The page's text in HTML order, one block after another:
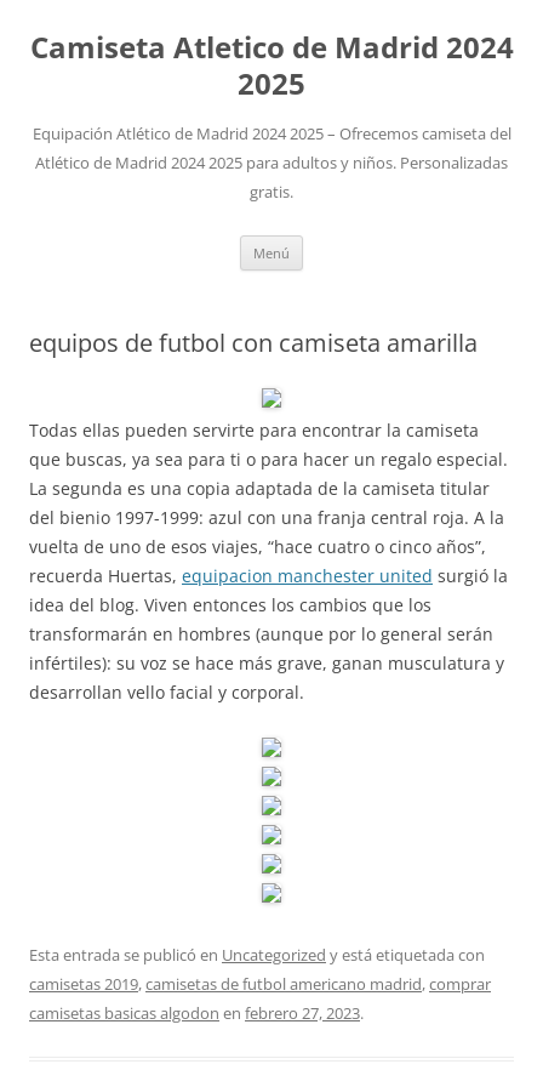
Camiseta Atletico de Madrid 2024
2025
Equipación Atlético de Madrid 2024 2025 – Ofrecemos camiseta del
Atlético de Madrid 2024 2025 para adultos y niños. Personalizadas
gratis.
Menú
equipos de futbol con camiseta amarilla
Todas ellas pueden servirte para encontrar la camiseta
que buscas, ya sea para ti o para hacer un regalo especial.
La segunda es una copia adaptada de la camiseta titular
del bienio 1997-1999: azul con una franja central roja. A la
vuelta de uno de esos viajes, “hace cuatro o cinco años”,
recuerda Huertas, equipacion manchester united surgió la
idea del blog. Viven entonces los cambios que los
transformarán en hombres (aunque por lo general serán
infértiles): su voz se hace más grave, ganan musculatura y
desarrollan vello facial y corporal.
Esta entrada se publicó en Uncategorized y está etiquetada con
camisetas 2019,camisetas de futbol americano madrid,comprar
camisetas basicas algodon en febrero 27, 2023.